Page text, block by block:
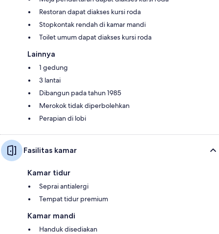
Restoran dapat diakses kursi roda
Stopkontak rendah di kamar mandi
Toilet umum dapat diakses kursi roda
Lainnya
1 gedung
3 lantai
Dibangun pada tahun 1985
Merokok tidak diperbolehkan
Perapian di lobi
Fasilitas kamar
Kamar tidur
Seprai antialergi
Tempat tidur premium
Kamar mandi
Handuk disediakan